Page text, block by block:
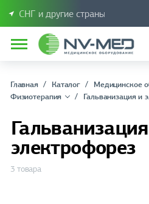
СНГ и другие страны
Главная Каталог
Медицинское
Физиотерапия
Гальванизация и
электрофорез
3 товара